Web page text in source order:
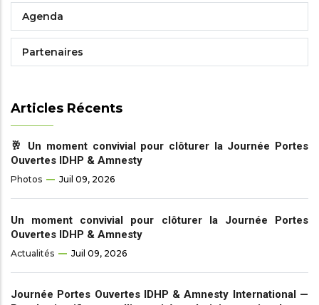
Agenda
Partenaires
Articles Récents
🥂 Un moment convivial pour clôturer la Journée Portes
Ouvertes IDHP & Amnesty
Photos Juil 09, 2026
Un moment convivial pour clôturer la Journée Portes
Ouvertes IDHP & Amnesty
Actualités Juil 09, 2026
Journée Portes Ouvertes IDHP & Amnesty International —